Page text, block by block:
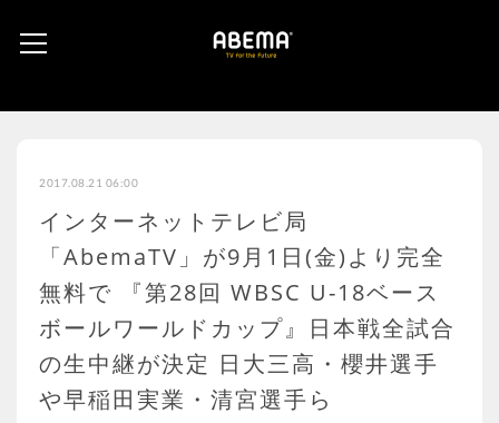
2017.08.21 06:00
インターネットテレビ局
「AbemaTV」が9月1日(金)より完全
無料で 『第28回 WBSC U-18ベース
ボールワールドカップ』日本戦全試合
の生中継が決定 日大三高・櫻井選手
や早稲田実業・清宮選手ら